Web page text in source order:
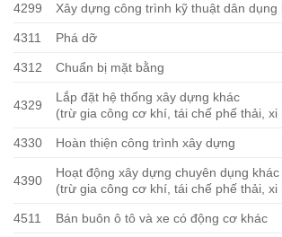
4299 Xây dựng công trình kỹ thuật dân dụng
4311 Phá dỡ
4312 Chuẩn bị mặt bằng
4329
Lắp đặt hệ thống xây dựng khác
(trừ gia công cơ khí, tái chế phế thải, xi
4330 Hoàn thiện công trình xây dựng
4390
Hoạt động xây dựng chuyên dụng khác
(trừ gia công cơ khí, tái chế phế thải, xi
4511 Bán buôn ô tô và xe có động cơ khác